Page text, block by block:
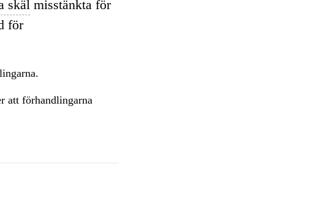
skäl misstänkta för
för
att förhandlingarna